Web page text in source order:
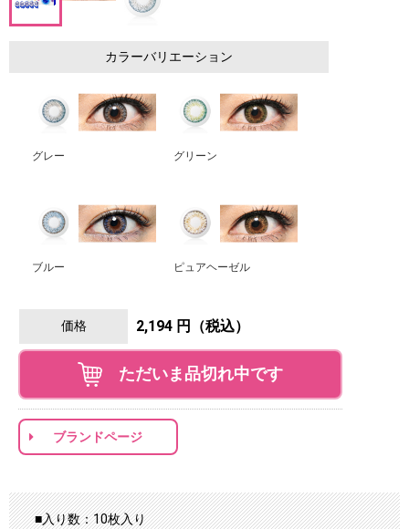
カラーバリエーション
グレー グリーン
ブルー ピュアヘーゼル
価格 2,194 円（税込）
ただいま品切れ中です
ブランドページ
■入り数：10枚入り